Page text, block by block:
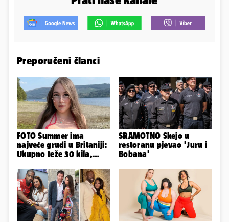
Preporučeni članci
FOTO Summer ima
najveće grudi u Britaniji:
Ukupno teže 30 kila,
smanjivanju...
SRAMOTNO Skejo u
restoranu pjevao 'Juru i
Bobana'